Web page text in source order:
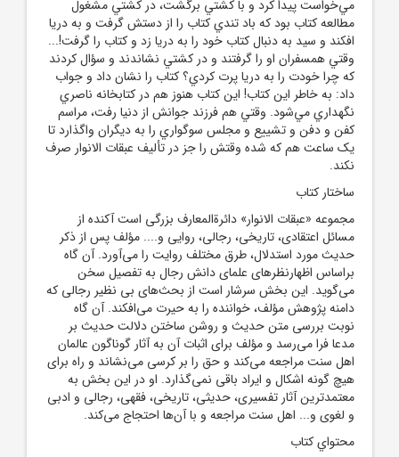
مي‌خواست پيدا کرد و با کشتي برگشت، در کشتي مشغول
مطالعه کتاب بود که باد تندي کتاب را از دستش گرفت و به دريا
افکند و سيد به دنبال کتاب خود را به دريا زد و کتاب را گرفت!...
وقتي همسفران او را گرفتند و در کشتي نشاندند و سؤال کردند
که چرا خودت را به دريا پرت کردي؟ کتاب را نشان داد و جواب
داد: به خاطر اين کتاب! اين کتاب هنوز هم در کتابخانه ناصري
نگهداري مي‌شود. وقتي هم فرزند جوانش از دنيا رفت، مراسم
کفن و دفن و تشييع و مجلس سوگواري را به ديگران واگذارد تا
يک ساعت هم که شده وقتش را جز در تأليف عبقات الانوار صرف
نکند.
ساختار کتاب
مجموعه «عبقات الانوار» دائرة‌المعارف بزرگى است آکنده از
مسائل اعتقادى، تاريخى، رجالى، روايى و.... مؤلف پس از ذکر
حديث مورد استدلال، طرق مختلف روايت را مى‌آورد. آن گاه
براساس اظهارنظرهاى علماى دانش رجال به تفصيل سخن
مى‌گويد. اين بخش سرشار است از بحث‌هاى بى نظير رجالى که
دامنه پژوهش مؤلف، خواننده را به حيرت مى‌افکند. آن گاه
نوبت بررسى متن حديث و روشن ساختن دلالت حديث بر
مدعا فرا مى‌رسد و مؤلف براى اثبات آن به آثار گوناگون عالمان
اهل سنت مراجعه مى‌کند و حق را بر کرسى مى‌نشاند و راه براى
هيچ گونه اشکال و ايراد باقى نمى‌گذارد. او در اين بخش به
معتمدترين آثار تفسيرى، حديثى، تاريخى، فقهى، رجالى و ادبى
و لغوى و... اهل سنت مراجعه و با آن‌ها احتجاج مى‌کند.
محتواي کتاب